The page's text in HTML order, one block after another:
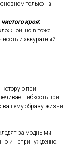
только на
кроя:
но в тоже
и аккуратный
при
гибкость при
вашему образу жизни
за модными
и непринужденно.